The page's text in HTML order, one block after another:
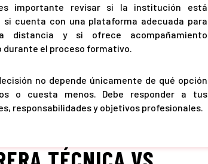
importante revisar si la institución está
si cuenta con una plataforma adecuada para
distancia y si ofrece acompañamiento
durante el proceso formativo.
no depende únicamente de qué opción
o cuesta menos. Debe responder a tus
responsabilidades y objetivos profesionales.